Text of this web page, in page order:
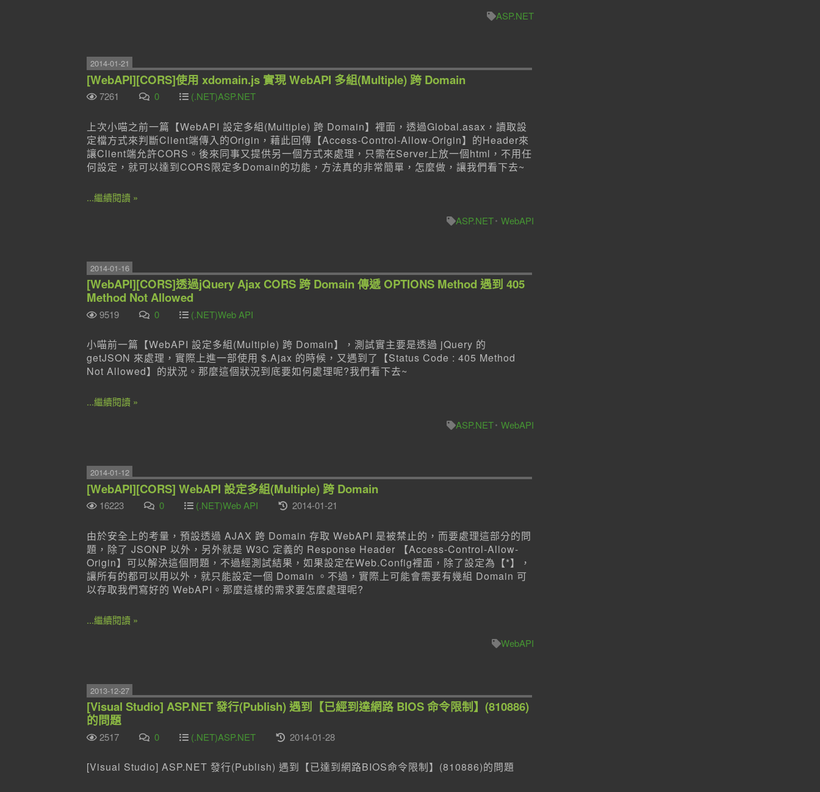
ASP.NET
2014-01-21
[WebAPI][CORS]使用 xdomain.js 實現 WebAPI 多組(Multiple) 跨 Domain
7261 0 (.NET)ASP.NET
上次小喵之前一篇【WebAPI 設定多組(Multiple) 跨 Domain】裡面，透過Global.asax，讀取設
定檔方式來判斷Client端傳入的Origin，藉此回傳【Access-Control-Allow-Origin】的Header來
讓Client端允許CORS。後來同事又提供另一個方式來處理，只需在Server上放一個html，不用任
何設定，就可以達到CORS限定多Domain的功能，方法真的非常簡單，怎麼做，讓我們看下去~
...繼續閱讀 »
ASP.NET WebAPI
2014-01-16
[WebAPI][CORS]透過jQuery Ajax CORS 跨 Domain 傳遞 OPTIONS Method 遇到 405
Method Not Allowed
9519 0 (.NET)Web API
小喵前一篇【WebAPI 設定多組(Multiple) 跨 Domain】，測試實主要是透過 jQuery 的
getJSON 來處理，實際上進一部使用 $.Ajax 的時候，又遇到了【Status Code : 405 Method
Not Allowed】的狀況。那麼這個狀況到底要如何處理呢?我們看下去~
...繼續閱讀 »
ASP.NET WebAPI
2014-01-12
[WebAPI][CORS] WebAPI 設定多組(Multiple) 跨 Domain
16223 0 (.NET)Web API 2014-01-21
由於安全上的考量，預設透過 AJAX 跨 Domain 存取 WebAPI 是被禁止的，而要處理這部分的問
題，除了 JSONP 以外，另外就是 W3C 定義的 Response Header 【Access-Control-Allow-
Origin】可以解決這個問題，不過經測試結果，如果設定在Web.Config裡面，除了設定為【*】，
讓所有的都可以用以外，就只能設定一個 Domain 。不過，實際上可能會需要有幾組 Domain 可
以存取我們寫好的 WebAPI。那麼這樣的需求要怎麼處理呢?
...繼續閱讀 »
WebAPI
2013-12-27
[Visual Studio] ASP.NET 發行(Publish) 遇到【已經到達網路 BIOS 命令限制】(810886)
的問題
2517 0 (.NET)ASP.NET 2014-01-28
[Visual Studio] ASP.NET 發行(Publish) 遇到【已達到網路BIOS命令限制】(810886)的問題